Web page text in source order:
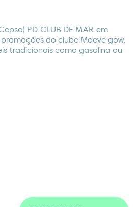
P.D. CLUB DE MAR em
do clube Moeve gow,
tradicionais como gasolina ou